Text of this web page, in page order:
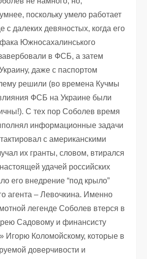
поскольку умело работает
с далеких девяностых, когда его
Южносахалинського
в ФСБ, а затем
даже с паспортом
решили (во времена Кучмы
ФСБ на Украине были
С тех пор Соболев время
информационные задачи
с американскими
их гранты, словом, втирался
удачей российских
его внедрение “под крыло”
агента – Левочкина. Именно
легенде Соболев втерся в
Садовому и финансисту
Игорю Коломойскому, которые в
доверчивости и